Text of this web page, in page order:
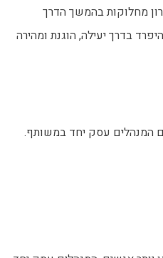
מחלוקות בהמשך הדרך
בדרך יעילה, הוגנת ומהירה
המנהלים עסק יחד במשותף.